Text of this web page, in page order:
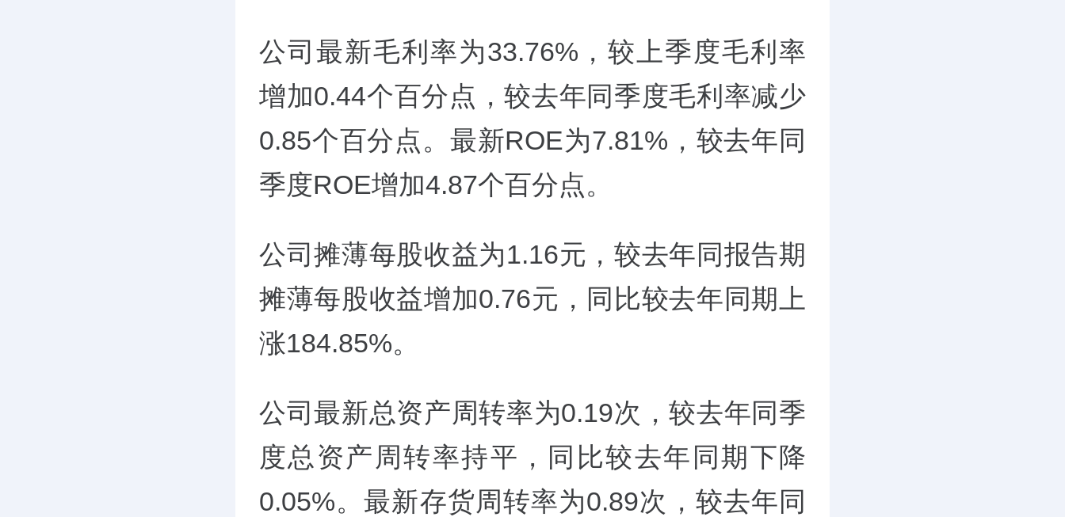
公司最新毛利率为33.76%，较上季度毛利率
增加0.44个百分点，较去年同季度毛利率减少
0.85个百分点。最新ROE为7.81%，较去年同
季度ROE增加4.87个百分点。
公司摊薄每股收益为1.16元，较去年同报告期
摊薄每股收益增加0.76元，同比较去年同期上
涨184.85%。
公司最新总资产周转率为0.19次，较去年同季
度总资产周转率持平，同比较去年同期下降
0.05%。最新存货周转率为0.89次，较去年同